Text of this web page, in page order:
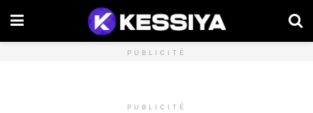
PUBLICITÉ
PUBLICITÉ